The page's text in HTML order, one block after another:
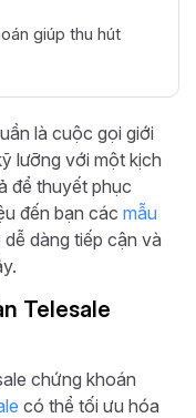
giúp thu hút
là cuộc gọi giới
lưỡng với một kịch
để thuyết phục
đến bạn các mẫu
dễ dàng tiếp cận và
Telesale
chứng khoán
có thể tối ưu hóa